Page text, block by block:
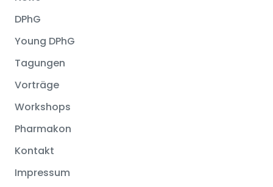
DPhG
Young DPhG
Tagungen
Vorträge
Workshops
Pharmakon
Kontakt
Impressum